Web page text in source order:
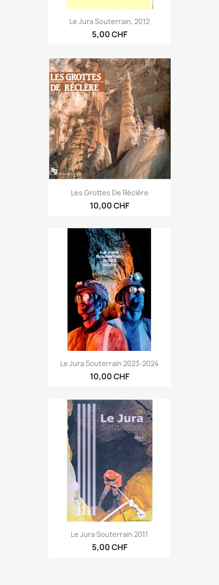
Le Jura Souterrain, 2012
5,00 CHF
Les Grottes De Réclère
10,00 CHF
Le Jura Souterrain 2023-2024
10,00 CHF
Le Jura Souterrain 2011
5,00 CHF